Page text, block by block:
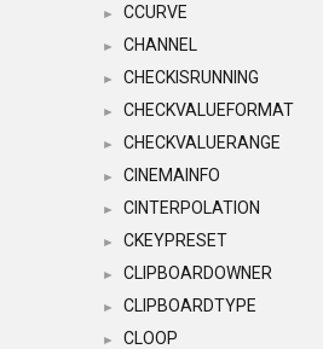
► CCURVE
► CHANNEL
► CHECKISRUNNING
► CHECKVALUEFORMAT
► CHECKVALUERANGE
► CINEMAINFO
► CINTERPOLATION
► CKEYPRESET
► CLIPBOARDOWNER
► CLIPBOARDTYPE
► CLOOP